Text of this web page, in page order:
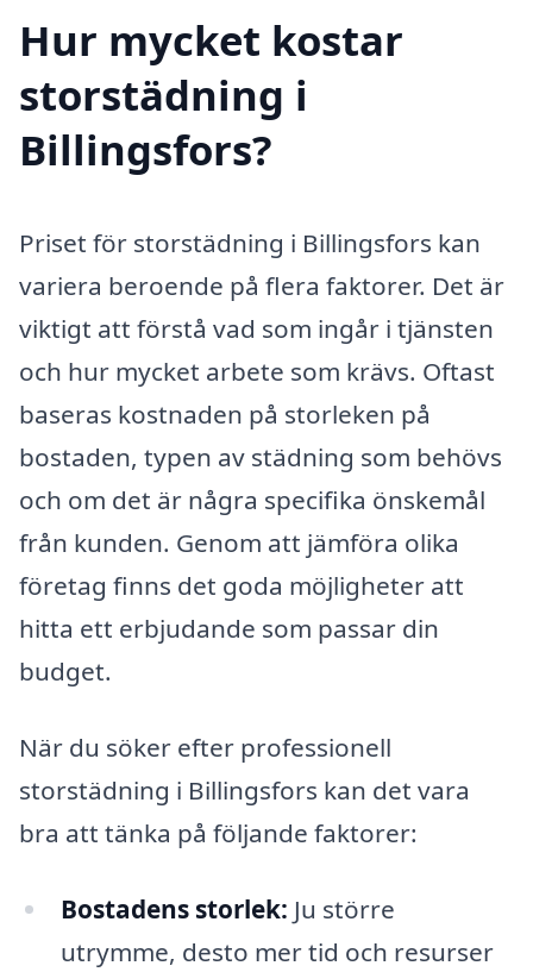
Hur mycket kostar
storstädning i
Billingsfors?
Priset för storstädning i Billingsfors kan
variera beroende på flera faktorer. Det är
viktigt att förstå vad som ingår i tjänsten
och hur mycket arbete som krävs. Oftast
baseras kostnaden på storleken på
bostaden, typen av städning som behövs
och om det är några specifika önskemål
från kunden. Genom att jämföra olika
företag finns det goda möjligheter att
hitta ett erbjudande som passar din
budget.
När du söker efter professionell
storstädning i Billingsfors kan det vara
bra att tänka på följande faktorer:
Bostadens storlek: Ju större
utrymme, desto mer tid och resurser